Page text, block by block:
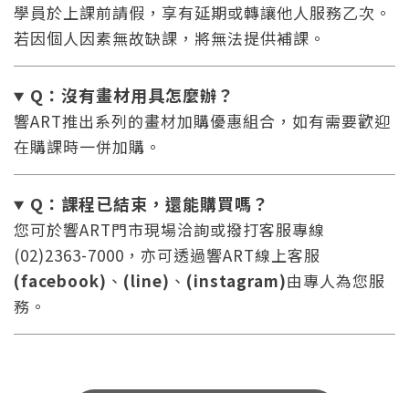
您將收到一封Email，請依照信件中的指示重新登
入。
系統偵測到您的帳號重複登入，
點擊下方「確定」將前一位使用者強制登出。
學員於上課前請假，享有延期或轉讓他人服務乙次。
若因個人因素無故缺課，將無法提供補課。
Q：沒有畫材用具怎麼辦？
響ART推出系列的畫材加購優惠組合，如有需要歡迎
在購課時一併加購。
Q：課程已結束，還能購買嗎？
您可於響ART門市現場洽詢或撥打客服專線
(02)2363-7000，亦可透過響ART線上客服
(facebook) 、 (line) 、 (instagram)由專人為您服
務。